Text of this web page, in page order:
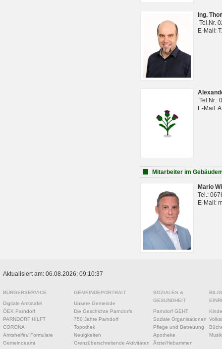
Ing.
Tel.Nr.
E-Mail:
Tel.Nr.:
E-Mail:
Mitarbeiter im
Mario
Tel.:
E-Mail:
Aktualisiert am: 06.08.2026; 09:10:37
BÜRGERSERVICE
Digitale Amtstafel
ÖEK Parndorf
PARNDORF HILFT
CORONA
Amtshelfer/ Formulare
Gemeindeamt
GEMEINDEPORTRAIT
Unsere Gemeinde
Die Geschichte Parndorfs
750 Jahre Parndorf
Topothek
Neuigkeiten
Grenzüberschreitende Aktivitäten
SOZIALES &
GESUNDHEIT
Parndorf GEHT
Soziale Organisationen
Pflege und Betreuung
Apotheke
Ärzte/Hebammen